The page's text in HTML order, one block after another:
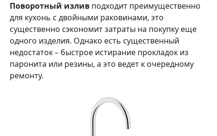
Поворотный излив подходит преимущественно
для кухонь с двойными раковинами, это
существенно сэкономит затраты на покупку еще
одного изделия. Однако есть существенный
недостаток – быстрое истирание прокладок из
паронита или резины, а это ведет к очередному
ремонту.